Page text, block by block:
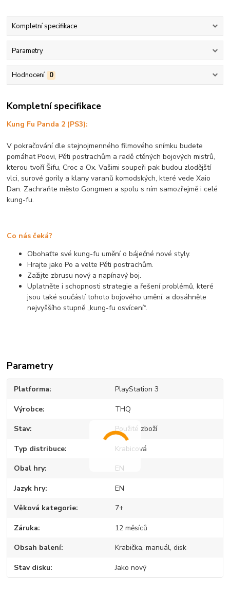
Kompletní specifikace
Parametry
Hodnocení 0
Kompletní specifikace
Kung Fu Panda 2 (PS3):
V pokračování dle stejnojmenného filmového snímku budete
pomáhat Poovi, Pěti postrachům a radě ctěných bojových mistrů,
kterou tvoří Šifu, Croc a Ox. Vašimi soupeři pak budou zlodějští
vlci, surové gorily a klany varanů komodských, které vede Xaio
Dan. Zachraňte město Gongmen a spolu s ním samozřejmě i celé
kung-fu.
Co nás čeká?
Obohaťte své kung-fu umění o báječné nové styly.
Hrajte jako Po a velte Pěti postrachům.
Zažijte zbrusu nový a napínavý boj.
Uplatněte i schopnosti strategie a řešení problémů, které
jsou také součástí tohoto bojového umění, a dosáhněte
nejvyššího stupně „kung-fu osvícení“.
Parametry
Platforma PlayStation 3
Výrobce THQ
Stav Použité zboží
Typ distribuce Krabicová
Obal hry EN
Jazyk hry EN
Věková kategorie 7+
Záruka 12 měsíců
Obsah balení Krabička, manuál, disk
Stav disku Jako nový